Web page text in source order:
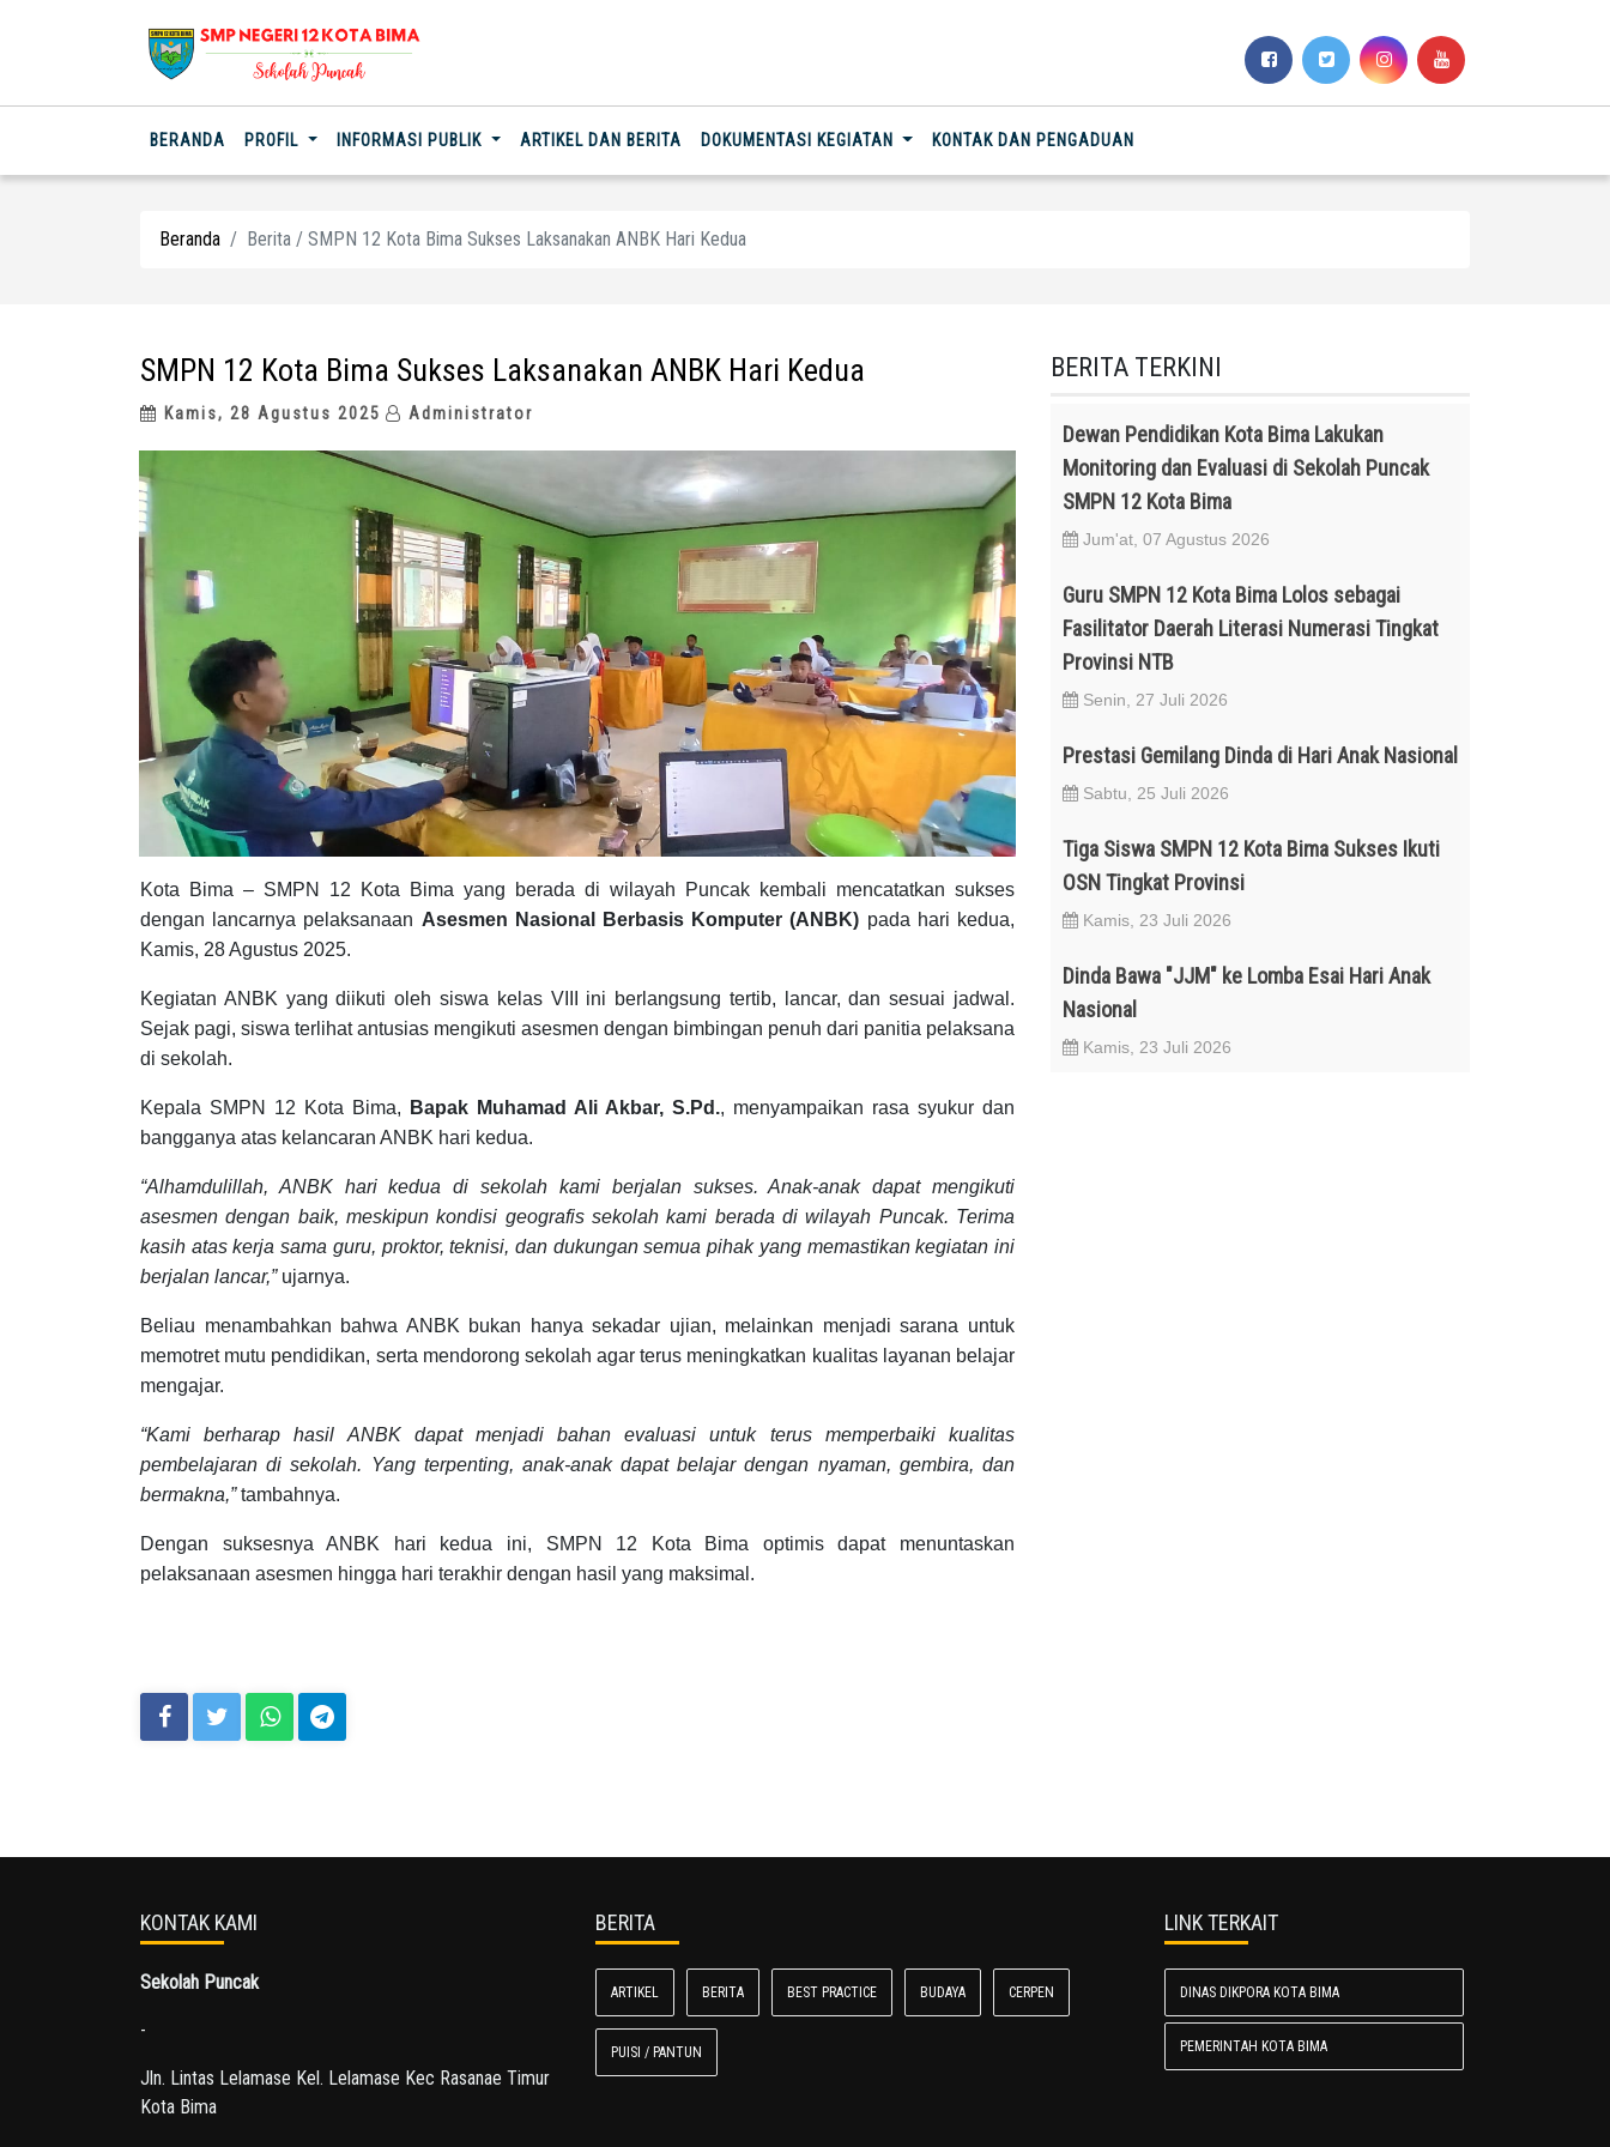
BERANDA (CURRENT)
PROFIL INFORMASI PUBLIK ARTIKEL DAN BERITA DOKUMENTASI KEGIATAN KONTAK DAN PENGADUAN
Beranda Berita / SMPN 12 Kota Bima Sukses Laksanakan ANBK Hari Kedua
SMPN 12 Kota Bima Sukses Laksanakan ANBK Hari Kedua
Kamis, 28 Agustus 2025 Administrator
Kota Bima – SMPN 12 Kota Bima yang berada di wilayah Puncak kembali mencatatkan sukses
dengan lancarnya pelaksanaan Asesmen Nasional Berbasis Komputer (ANBK) pada hari kedua,
Kamis, 28 Agustus 2025.
Kegiatan ANBK yang diikuti oleh siswa kelas VIII ini berlangsung tertib, lancar, dan sesuai jadwal.
Sejak pagi, siswa terlihat antusias mengikuti asesmen dengan bimbingan penuh dari panitia pelaksana
di sekolah.
Kepala SMPN 12 Kota Bima, Bapak Muhamad Ali Akbar, S.Pd., menyampaikan rasa syukur dan
bangganya atas kelancaran ANBK hari kedua.
“Alhamdulillah, ANBK hari kedua di sekolah kami berjalan sukses. Anak-anak dapat mengikuti
asesmen dengan baik, meskipun kondisi geografis sekolah kami berada di wilayah Puncak. Terima
kasih atas kerja sama guru, proktor, teknisi, dan dukungan semua pihak yang memastikan kegiatan ini
berjalan lancar,”ujarnya.
Beliau menambahkan bahwa ANBK bukan hanya sekadar ujian, melainkan menjadi sarana untuk
memotret mutu pendidikan, serta mendorong sekolah agar terus meningkatkan kualitas layanan belajar
mengajar.
“Kami berharap hasil ANBK dapat menjadi bahan evaluasi untuk terus memperbaiki kualitas
pembelajaran di sekolah. Yang terpenting, anak-anak dapat belajar dengan nyaman, gembira, dan
bermakna,”tambahnya.
Dengan suksesnya ANBK hari kedua ini, SMPN 12 Kota Bima optimis dapat menuntaskan
pelaksanaan asesmen hingga hari terakhir dengan hasil yang maksimal.
BERITA TERKINI
Dewan Pendidikan Kota Bima Lakukan
Monitoring dan Evaluasi di Sekolah Puncak
SMPN 12 Kota Bima
Jum'at, 07 Agustus 2026
Guru SMPN 12 Kota Bima Lolos sebagai
Fasilitator Daerah Literasi Numerasi Tingkat
Provinsi NTB
Senin, 27 Juli 2026
Prestasi Gemilang Dinda di Hari Anak Nasional
Sabtu, 25 Juli 2026
Tiga Siswa SMPN 12 Kota Bima Sukses Ikuti
OSN Tingkat Provinsi
Kamis, 23 Juli 2026
Dinda Bawa "JJM" ke Lomba Esai Hari Anak
Nasional
Kamis, 23 Juli 2026
KONTAK KAMI
Sekolah Puncak
-
Jln. Lintas Lelamase Kel. Lelamase Kec Rasanae Timur
Kota Bima
BERITA
ARTIKEL BERITA BEST PRACTICE BUDAYA CERPEN
PUISI / PANTUN
LINK TERKAIT
DINAS DIKPORA KOTA BIMA
PEMERINTAH KOTA BIMA